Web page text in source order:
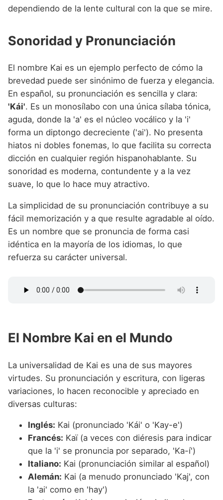
dependiendo de la lente cultural con la que se mire.
Sonoridad y Pronunciación
El nombre Kai es un ejemplo perfecto de cómo la
brevedad puede ser sinónimo de fuerza y elegancia.
En español, su pronunciación es sencilla y clara:
'Kái'. Es un monosílabo con una única sílaba tónica,
aguda, donde la 'a' es el núcleo vocálico y la 'i'
forma un diptongo decreciente ('ai'). No presenta
hiatos ni dobles fonemas, lo que facilita su correcta
dicción en cualquier región hispanohablante. Su
sonoridad es moderna, contundente y a la vez
suave, lo que lo hace muy atractivo.
La simplicidad de su pronunciación contribuye a su
fácil memorización y a que resulte agradable al oído.
Es un nombre que se pronuncia de forma casi
idéntica en la mayoría de los idiomas, lo que
refuerza su carácter universal.
El Nombre Kai en el Mundo
La universalidad de Kai es una de sus mayores
virtudes. Su pronunciación y escritura, con ligeras
variaciones, lo hacen reconocible y apreciado en
diversas culturas:
Inglés: Kai (pronunciado 'Kái' o 'Kay-e')
Francés: Kaï (a veces con diéresis para indicar
que la 'i' se pronuncia por separado, 'Ka-í')
Italiano: Kai (pronunciación similar al español)
Alemán: Kai (a menudo pronunciado 'Kaj', con
la 'ai' como en 'hay')